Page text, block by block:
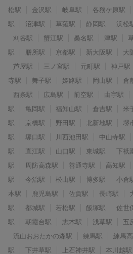
松駅
金沢駅 岐阜駅 各務ケ原駅
駅
沼津駅 草薙駅 静岡駅 浜松
刈谷駅
蟹江駅 桑名駅 津駅
駅
膳所駅 京都駅 新大阪駅 大
芦屋駅
三ノ宮駅 元町駅 神戸駅
寺駅
舞子駅 姫路駅 岡山駅 倉
西条駅
広島駅 前空駅 由宇駅
駅
亀岡駅 福知山駅 倉吉駅 米
駅
京橋駅 野田駅 北新地駅 堺
駅
塚口駅 川西池田駅 中山寺駅
駅
直江駅 山口駅 東城駅 下祇
駅
周防高森駅 善通寺駅 高知駅
駅
今治駅 松山駅 博多駅 小倉
本駅
鹿児島駅 佐賀駅 長崎駅
駅
都城駅 若松駅 飯塚駅 佐世
駅
朝霞台駅 志木駅 浅草駅 五
流山おおたかの森駅
練馬駅 練馬
駅
下井草駅 上石神井駅 本川越駅